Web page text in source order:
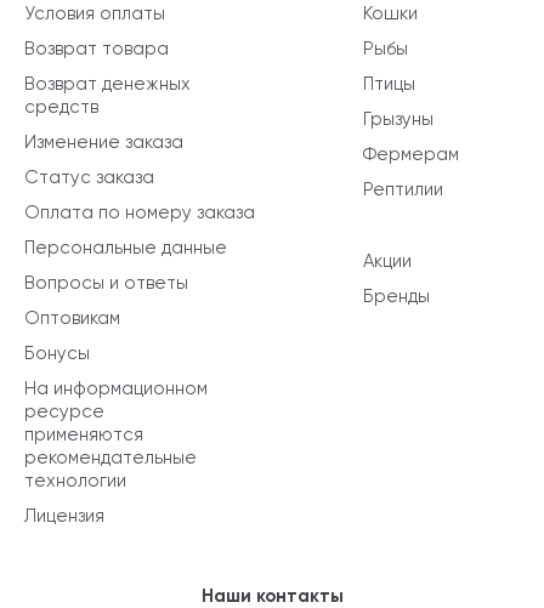
Кошки
Рыбы
Птицы
Грызуны
Фермерам
Рептилии
Акции
Бренды
Условия оплаты
Возврат товара
Возврат денежных
средств
Изменение заказа
Статус заказа
Оплата по номеру заказа
Персональные данные
Вопросы и ответы
Оптовикам
Бонусы
На информационном
ресурсе
применяются
рекомендательные
технологии
Лицензия
Наши контакты